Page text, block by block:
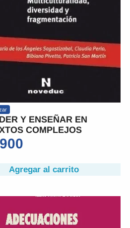
Y ENSEÑAR EN
COMPLEJOS
Agregar al carrito